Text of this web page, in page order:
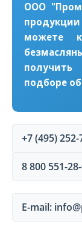
ООО
можете
подборе
+7 (495)
8 800 551-
E-mail: